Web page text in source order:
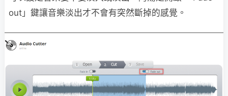
out」鍵讓音樂淡出才不會有突然斷掉的感覺。